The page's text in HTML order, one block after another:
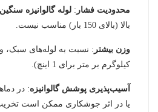
محدودیت فشار : لوله گالوانیزه سنگین
بالا (بالای 150 بار) مناسب نیست.
وزن بیشتر
کیلوگرم بر متر برای 1 اینچ).
آسیب‌پذیری پوشش گالوانیزه
یا در اثر جوشکاری ممکن است